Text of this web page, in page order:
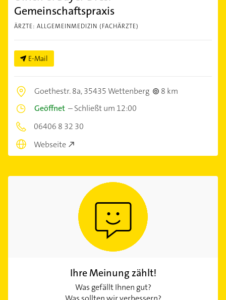
Gemeinschaftspraxis
ÄRZTE: ALLGEMEINMEDIZIN (FACHÄRZTE)
E-Mail
Goethestr. 8a,35435 Wettenberg
8 km
Geöffnet –Schließt um 12:00
06406 8 32 30
Webseite
Ihre Meinung zählt!
Was gefällt Ihnen gut?